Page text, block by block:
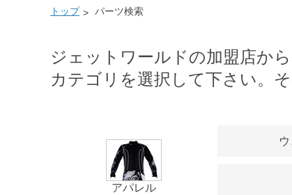
トップ パーツ検索
ジェットワールドの加盟店か
カテゴリを選択して下さい。
アパレル